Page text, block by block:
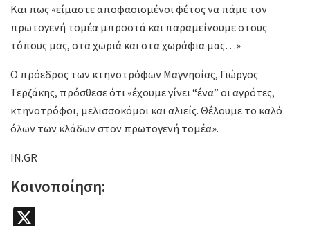
Και πως «είμαστε αποφασισμένοι φέτος να πάμε τον
πρωτογενή τομέα μπροστά και παραμείνουμε στους
τόπους μας, στα χωριά και στα χωράφια μας…»
Ο πρόεδρος των κτηνοτρόφων Μαγνησίας, Γιώργος
Τερζάκης, πρόσθεσε ότι «έχουμε γίνει “ένα” οι αγρότες,
κτηνοτρόφοι, μελισσοκόμοι και αλιείς. Θέλουμε το καλό
όλων των κλάδων στον πρωτογενή τομέα».
IN.GR
Κοινοποίηση: